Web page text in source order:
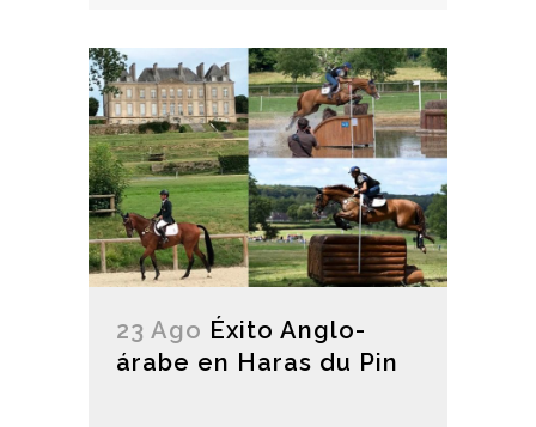
23 Ago Éxito Anglo-
árabe en Haras du Pin